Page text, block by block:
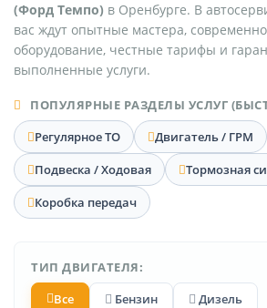
(Форд Темпо) в Оренбурге. В
вас ждут опытные мастера,
оборудование, честные тарифы и
выполненные услуги.
ПОПУЛЯРНЫЕ РАЗДЕЛЫ УСЛУГ
Регулярное ТО
Двигатель / ГРМ
Подвеска / Ходовая
Тормозная
Коробка передач
ТИП ДВИГАТЕЛЯ:
Все
Бензин
Дизель